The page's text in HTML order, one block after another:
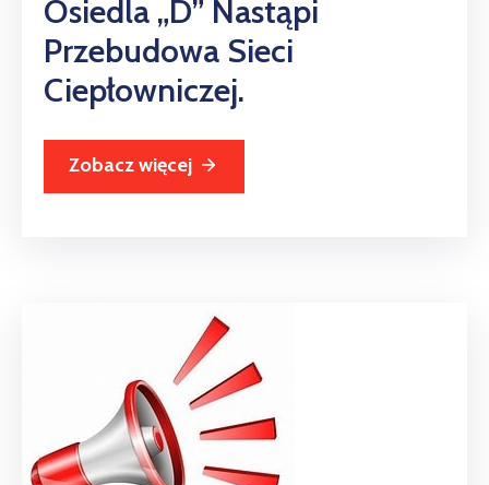
Osiedla „D” Nastąpi
Przebudowa Sieci
Ciepłowniczej.
Zobacz więcej